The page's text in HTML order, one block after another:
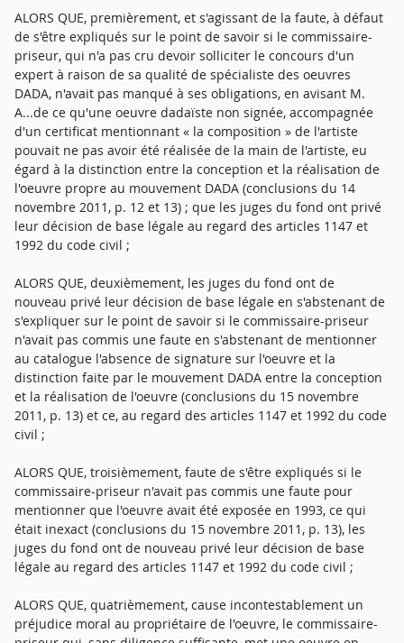
ALORS QUE, premièrement, et s'agissant de la faute, à défaut
de s'être expliqués sur le point de savoir si le commissaire-
priseur, qui n'a pas cru devoir solliciter le concours d'un
expert à raison de sa qualité de spécialiste des oeuvres
DADA, n'avait pas manqué à ses obligations, en avisant M.
A...de ce qu'une oeuvre dadaïste non signée, accompagnée
d'un certificat mentionnant « la composition » de l'artiste
pouvait ne pas avoir été réalisée de la main de l'artiste, eu
égard à la distinction entre la conception et la réalisation de
l'oeuvre propre au mouvement DADA (conclusions du 14
novembre 2011, p. 12 et 13) ; que les juges du fond ont privé
leur décision de base légale au regard des articles 1147 et
1992 du code civil ;
ALORS QUE, deuxièmement, les juges du fond ont de
nouveau privé leur décision de base légale en s'abstenant de
s'expliquer sur le point de savoir si le commissaire-priseur
n'avait pas commis une faute en s'abstenant de mentionner
au catalogue l'absence de signature sur l'oeuvre et la
distinction faite par le mouvement DADA entre la conception
et la réalisation de l'oeuvre (conclusions du 15 novembre
2011, p. 13) et ce, au regard des articles 1147 et 1992 du code
civil ;
ALORS QUE, troisièmement, faute de s'être expliqués si le
commissaire-priseur n'avait pas commis une faute pour
mentionner que l'oeuvre avait été exposée en 1993, ce qui
était inexact (conclusions du 15 novembre 2011, p. 13), les
juges du fond ont de nouveau privé leur décision de base
légale au regard des articles 1147 et 1992 du code civil ;
ALORS QUE, quatrièmement, cause incontestablement un
préjudice moral au propriétaire de l'oeuvre, le commissaire-